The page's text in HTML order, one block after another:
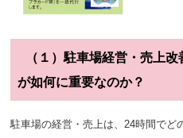
（１）駐車場経営・売上
が如何に重要なのか？
駐車場の経営・売上は、24時間でど